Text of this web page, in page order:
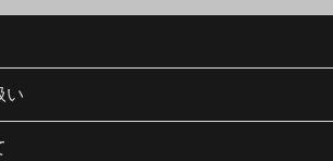
い